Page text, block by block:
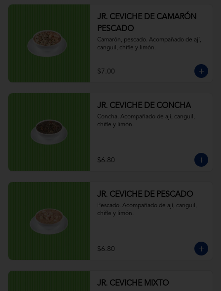
JR. CEVICHE DE CAMARÓN
PESCADO
Camarón, pescado. Acompañado de ají,
canguil, chifle y limón.
$7.00
JR. CEVICHE DE CONCHA
Concha. Acompañado de ají, canguil,
chifle y limón.
$6.80
JR. CEVICHE DE PESCADO
Pescado. Acompañado de ají, canguil,
chifle y limón.
$6.80
JR. CEVICHE MIXTO